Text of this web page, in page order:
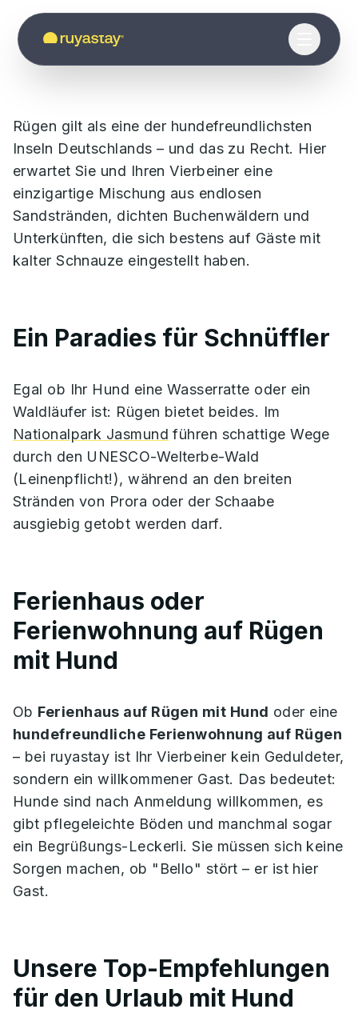
Zum Hauptinhalt springen
Urlaub mit Hund auf
Rügen
Rügen gilt als eine der hundefreundlichsten
Inseln Deutschlands – und das zu Recht. Hier
erwartet Sie und Ihren Vierbeiner eine
einzigartige Mischung aus endlosen
Sandstränden, dichten Buchenwäldern und
Unterkünften, die sich bestens auf Gäste mit
kalter Schnauze eingestellt haben.
Ein Paradies für Schnüffler
Egal ob Ihr Hund eine Wasserratte oder ein
Waldläufer ist: Rügen bietet beides. Im
Nationalpark Jasmund führen schattige Wege
durch den UNESCO-Welterbe-Wald
(Leinenpflicht!), während an den breiten
Stränden von Prora oder der Schaabe
ausgiebig getobt werden darf.
Ferienhaus oder
Ferienwohnung auf Rügen
mit Hund
Ob Ferienhaus auf Rügen mit Hund oder eine
hundefreundliche Ferienwohnung auf Rügen
– bei ruyastay ist Ihr Vierbeiner kein Geduldeter,
sondern ein willkommener Gast. Das bedeutet:
Hunde sind nach Anmeldung willkommen, es
gibt pflegeleichte Böden und manchmal sogar
ein Begrüßungs-Leckerli. Sie müssen sich keine
Sorgen machen, ob "Bello" stört – er ist hier
Gast.
Unsere Top-Empfehlungen
für den Urlaub mit Hund